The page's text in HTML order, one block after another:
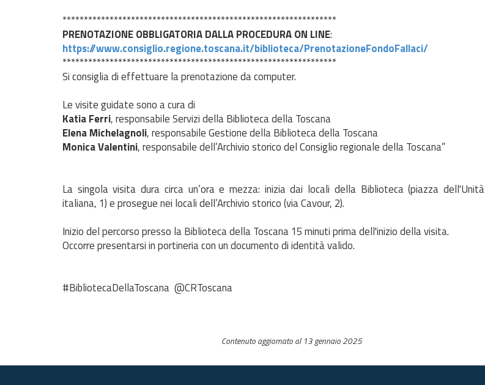
****************************************************************
PRENOTAZIONE OBBLIGATORIA DALLA PROCEDURA ON LINE:
https://www.consiglio.regione.toscana.it/biblioteca/PrenotazioneFondoFallaci/
****************************************************************
Si consiglia di effettuare la prenotazione da computer.
Le visite guidate sono a cura di
Katia Ferri, responsabile Servizi della Biblioteca della Toscana
Elena Michelagnoli, responsabile Gestione della Biblioteca della Toscana
Monica Valentini, responsabile dell’Archivio storico del Consiglio regionale della Toscana”
La singola visita dura circa un’ora e mezza: inizia dai locali della Biblioteca (piazza dell'Unità
italiana, 1) e prosegue nei locali dell’Archivio storico (via Cavour, 2).
Inizio del percorso presso la Biblioteca della Toscana 15 minuti prima dell'inizio della visita.
Occorre presentarsi in portineria con un documento di identità valido.
#BibliotecaDellaToscana @CRToscana
Contenuto aggiornato al 13 gennaio 2025